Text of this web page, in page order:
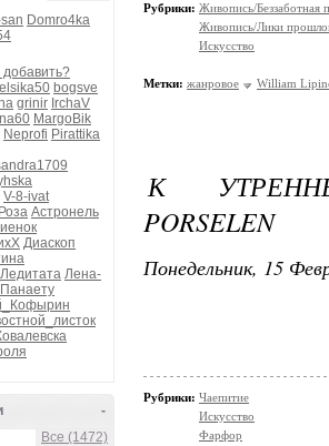
Domro4ka
добавить?
bogsve
grinir IrchaV
MargoBik
Neprofi Pirattika
V-8-ivat
Астронель
Диаскоп
Ледитата Лена-
-
Все (1472)
Рубрики: Живопись/Беззаботная
Живопись/Лики
Искусство
Метки: жанровое William
К
PORSELEN
Понедельник, 15
Рубрики: Чаепитие
Искусство
Фарфор